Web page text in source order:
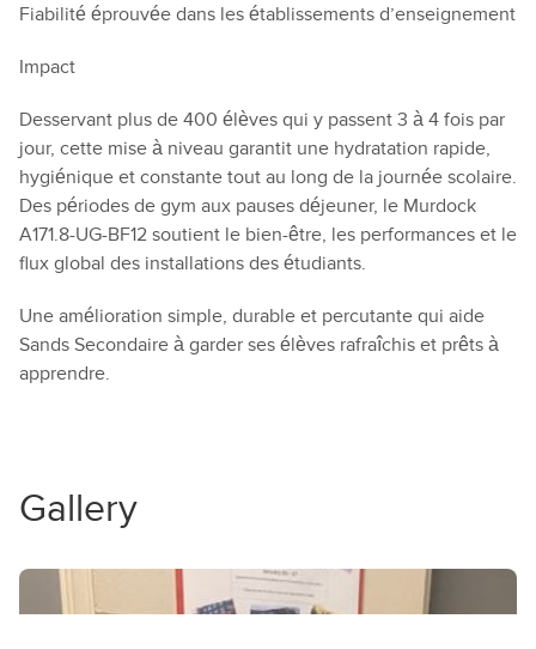
Fiabilité éprouvée dans les établissements d’enseignement
Impact
Desservant plus de 400 élèves qui y passent 3 à 4 fois par
jour, cette mise à niveau garantit une hydratation rapide,
hygiénique et constante tout au long de la journée scolaire.
Des périodes de gym aux pauses déjeuner, le Murdock
A171.8-UG-BF12 soutient le bien-être, les performances et le
flux global des installations des étudiants.
Une amélioration simple, durable et percutante qui aide
Sands Secondaire à garder ses élèves rafraîchis et prêts à
apprendre.
Gallery